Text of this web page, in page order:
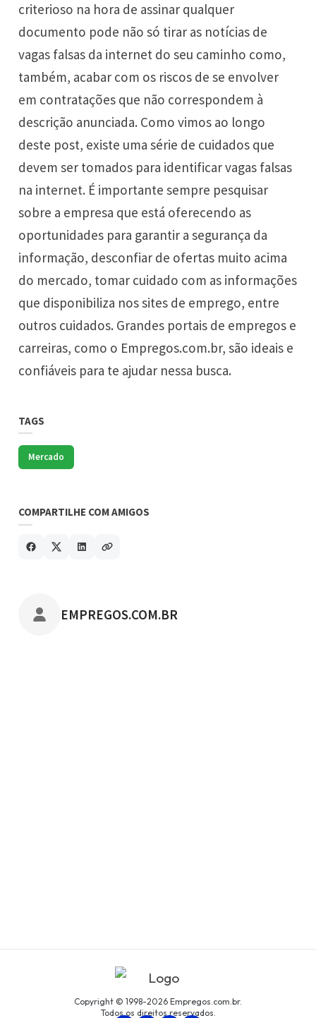
criterioso na hora de assinar qualquer
documento pode não só tirar as notícias de
vagas falsas da internet do seu caminho como,
também, acabar com os riscos de se envolver
em contratações que não correspondem à
descrição anunciada. Como vimos ao longo
deste post, existe uma série de cuidados que
devem ser tomados para identificar vagas falsas
na internet. É importante sempre pesquisar
sobre a empresa que está oferecendo as
oportunidades para garantir a segurança da
informação, desconfiar de ofertas muito acima
do mercado, tomar cuidado com as informações
que disponibiliza nos sites de emprego, entre
outros cuidados. Grandes portais de empregos e
carreiras, como o Empregos.com.br, são ideais e
confiáveis para te ajudar nessa busca.
TAGS
Mercado
COMPARTILHE COM AMIGOS
POSTADO POR
EMPREGOS.COM.BR
Copyright © 1998-2026 Empregos.com.br.
Todos os direitos reservados.